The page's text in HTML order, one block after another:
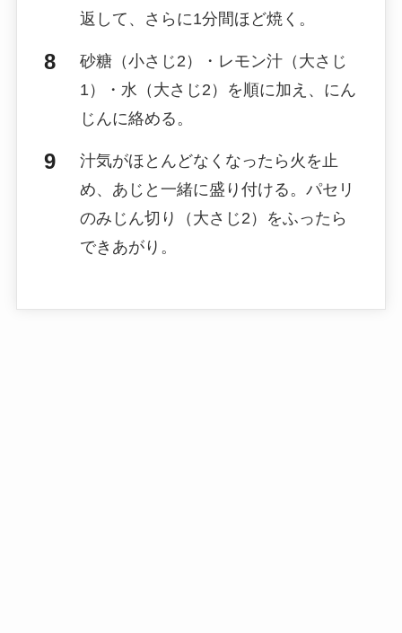
返して、さらに1分間ほど焼く。
砂糖（小さじ2）・レモン汁（大さじ
1）・水（大さじ2）を順に加え、にん
じんに絡める。
汁気がほとんどなくなったら火を止
め、あじと一緒に盛り付ける。パセリ
のみじん切り（大さじ2）をふったら
できあがり。